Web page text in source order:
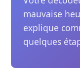
mauvaise
explique
quelques